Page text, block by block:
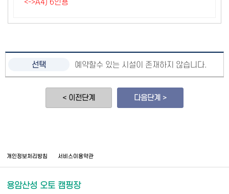
<->A4) 6인용
예약할수 있는 시설이 존재하지 않습니다.
< 이전단계 다음단계 >
개인정보처리방침 서비스이용약관
용암산성 오토 캠핑장